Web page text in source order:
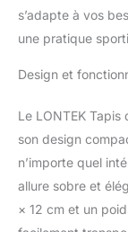
s’adapte à vos
une pratique
Design et
Le LONTEK
son design
n’importe quel
allure sobre et
× 12 cm et un